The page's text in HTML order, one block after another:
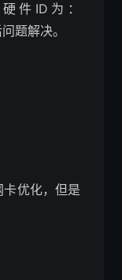
件ID为：
题解决。
优化，但是